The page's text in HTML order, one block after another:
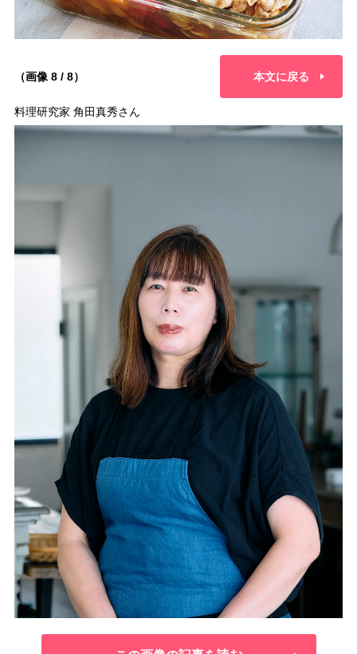
（画像 8 / 8） 本文に戻る
料理研究家 角田真秀さん